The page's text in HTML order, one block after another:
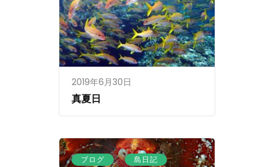
2019年6月30日
真夏日
ブログ 、 島日記 、